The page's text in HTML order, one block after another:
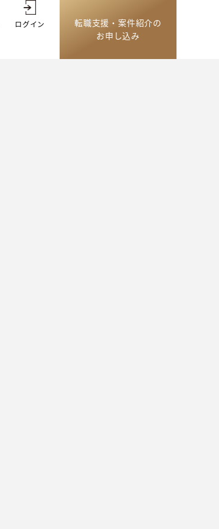
ログイン
転職支援・案件紹介の
お申し込み